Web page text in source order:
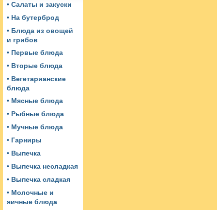
• Салаты и закуски
• На бутерброд
• Блюда из овощей
и грибов
• Первые блюда
• Вторые блюда
• Вегетарианские
блюда
• Мясные блюда
• Рыбные блюда
• Мучные блюда
• Гарниры
• Выпечка
• Выпечка несладкая
• Выпечка сладкая
• Молочные и
яичные блюда